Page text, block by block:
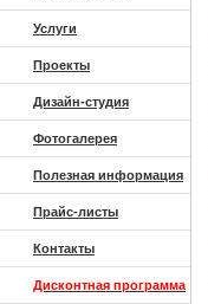
Услуги
Проекты
Дизайн-студия
Фотогалерея
Полезная информация
Прайс-листы
Контакты
Дисконтная программа